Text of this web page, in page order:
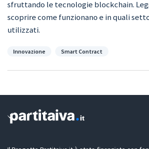
sfruttando le tecnologie blockchain.
scoprire come funzionano e in quali
utilizzati.
Categorie
Innovazione Smart Contract